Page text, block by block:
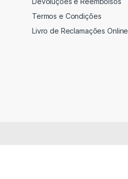
Termos e Condições
Livro de Reclamações Online